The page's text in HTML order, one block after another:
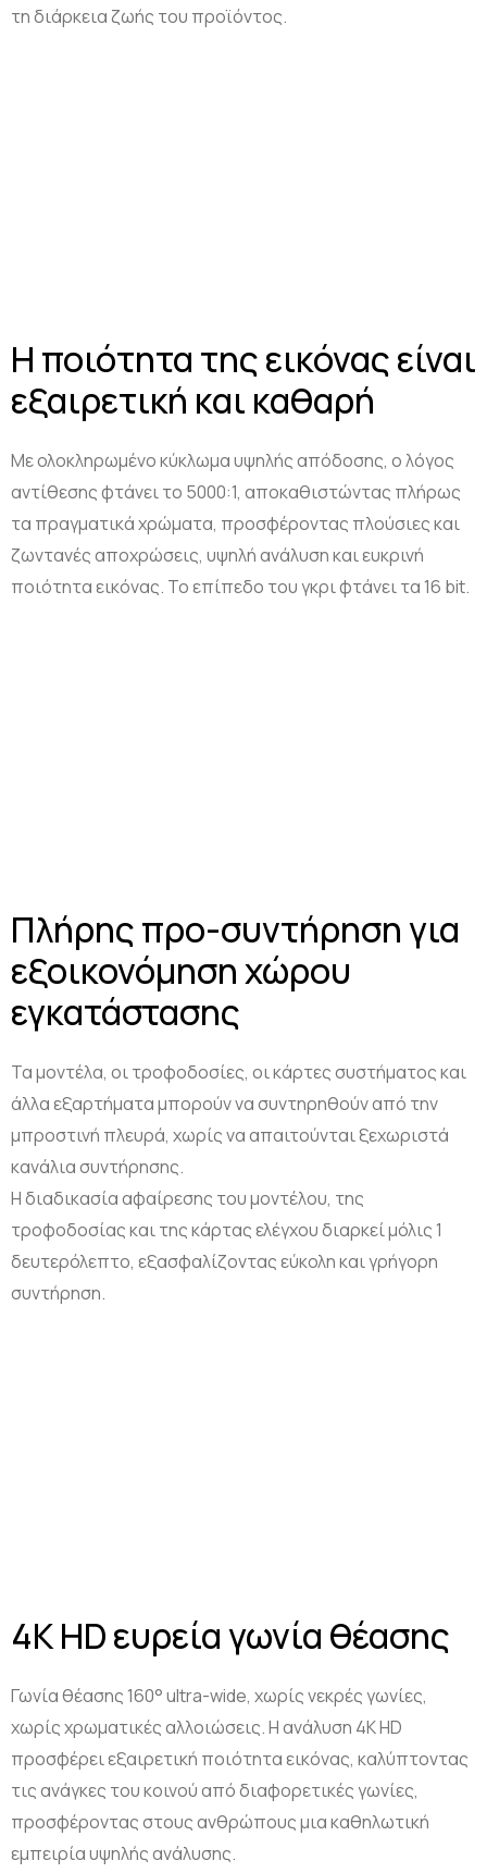
Projektor BYINTEK P70
Smart Ring
Ηλεκτρονικό Ταμπελάκι
τη διάρκεια ζωής του προϊόντος.
Η ποιότητα της εικόνας είναι
εξαιρετική και καθαρή
Με ολοκληρωμένο κύκλωμα υψηλής απόδοσης, ο λόγος
αντίθεσης φτάνει το 5000:1, αποκαθιστώντας πλήρως
τα πραγματικά χρώματα, προσφέροντας πλούσιες και
ζωντανές αποχρώσεις, υψηλή ανάλυση και ευκρινή
ποιότητα εικόνας. Το επίπεδο του γκρι φτάνει τα 16 bit.
Πλήρης προ-συντήρηση για
εξοικονόμηση χώρου
εγκατάστασης
Τα μοντέλα, οι τροφοδοσίες, οι κάρτες συστήματος και
άλλα εξαρτήματα μπορούν να συντηρηθούν από την
μπροστινή πλευρά, χωρίς να απαιτούνται ξεχωριστά
κανάλια συντήρησης.
Η διαδικασία αφαίρεσης του μοντέλου, της
τροφοδοσίας και της κάρτας ελέγχου διαρκεί μόλις 1
δευτερόλεπτο, εξασφαλίζοντας εύκολη και γρήγορη
συντήρηση.
4K HD ευρεία γωνία θέασης
Γωνία θέασης 160° ultra-wide, χωρίς νεκρές γωνίες,
χωρίς χρωματικές αλλοιώσεις. Η ανάλυση 4K HD
προσφέρει εξαιρετική ποιότητα εικόνας, καλύπτοντας
τις ανάγκες του κοινού από διαφορετικές γωνίες,
προσφέροντας στους ανθρώπους μια καθηλωτική
εμπειρία υψηλής ανάλυσης.